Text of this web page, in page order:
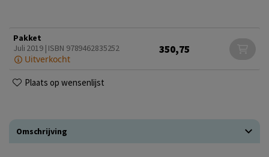
Pakket
Juli 2019 | ISBN 9789462835252
Uitverkocht
350,75
Plaats op wensenlijst
Omschrijving